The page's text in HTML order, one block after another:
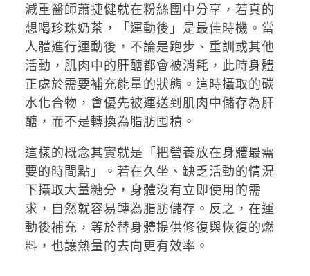
減重醫師蕭捷健就在粉絲團中分享，若真的
想喝珍珠奶茶，「運動後」是最佳時機。當
人體進行運動後，不論是跑步、重訓或其他
活動，肌肉中的肝醣都會被消耗，此時身體
正處於需要補充能量的狀態。這時攝取的碳
水化合物，會優先被運送到肌肉中儲存為肝
醣，而不是轉換為脂肪囤積。
這樣的概念其實就是「把營養放在身體最需
要的時間點」。若在久坐、缺乏活動的情況
下攝取大量糖分，身體沒有立即使用的需
求，自然就容易轉為脂肪儲存。反之，在運
動後補充，等於替身體提供修復與恢復的燃
料，也讓熱量的去向更有效率。